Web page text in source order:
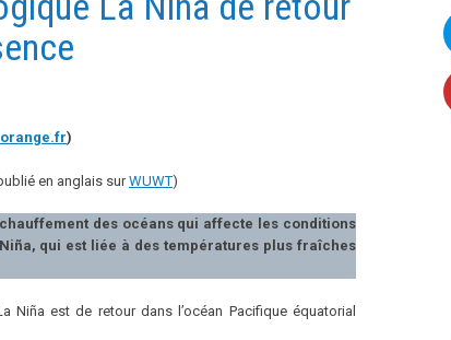
)
en anglais surWUWT)
des océans qui affecte les conditions
qui est liée à des températures plus fraîches
Niña est de retour dans l’océan Pacifique équatorial